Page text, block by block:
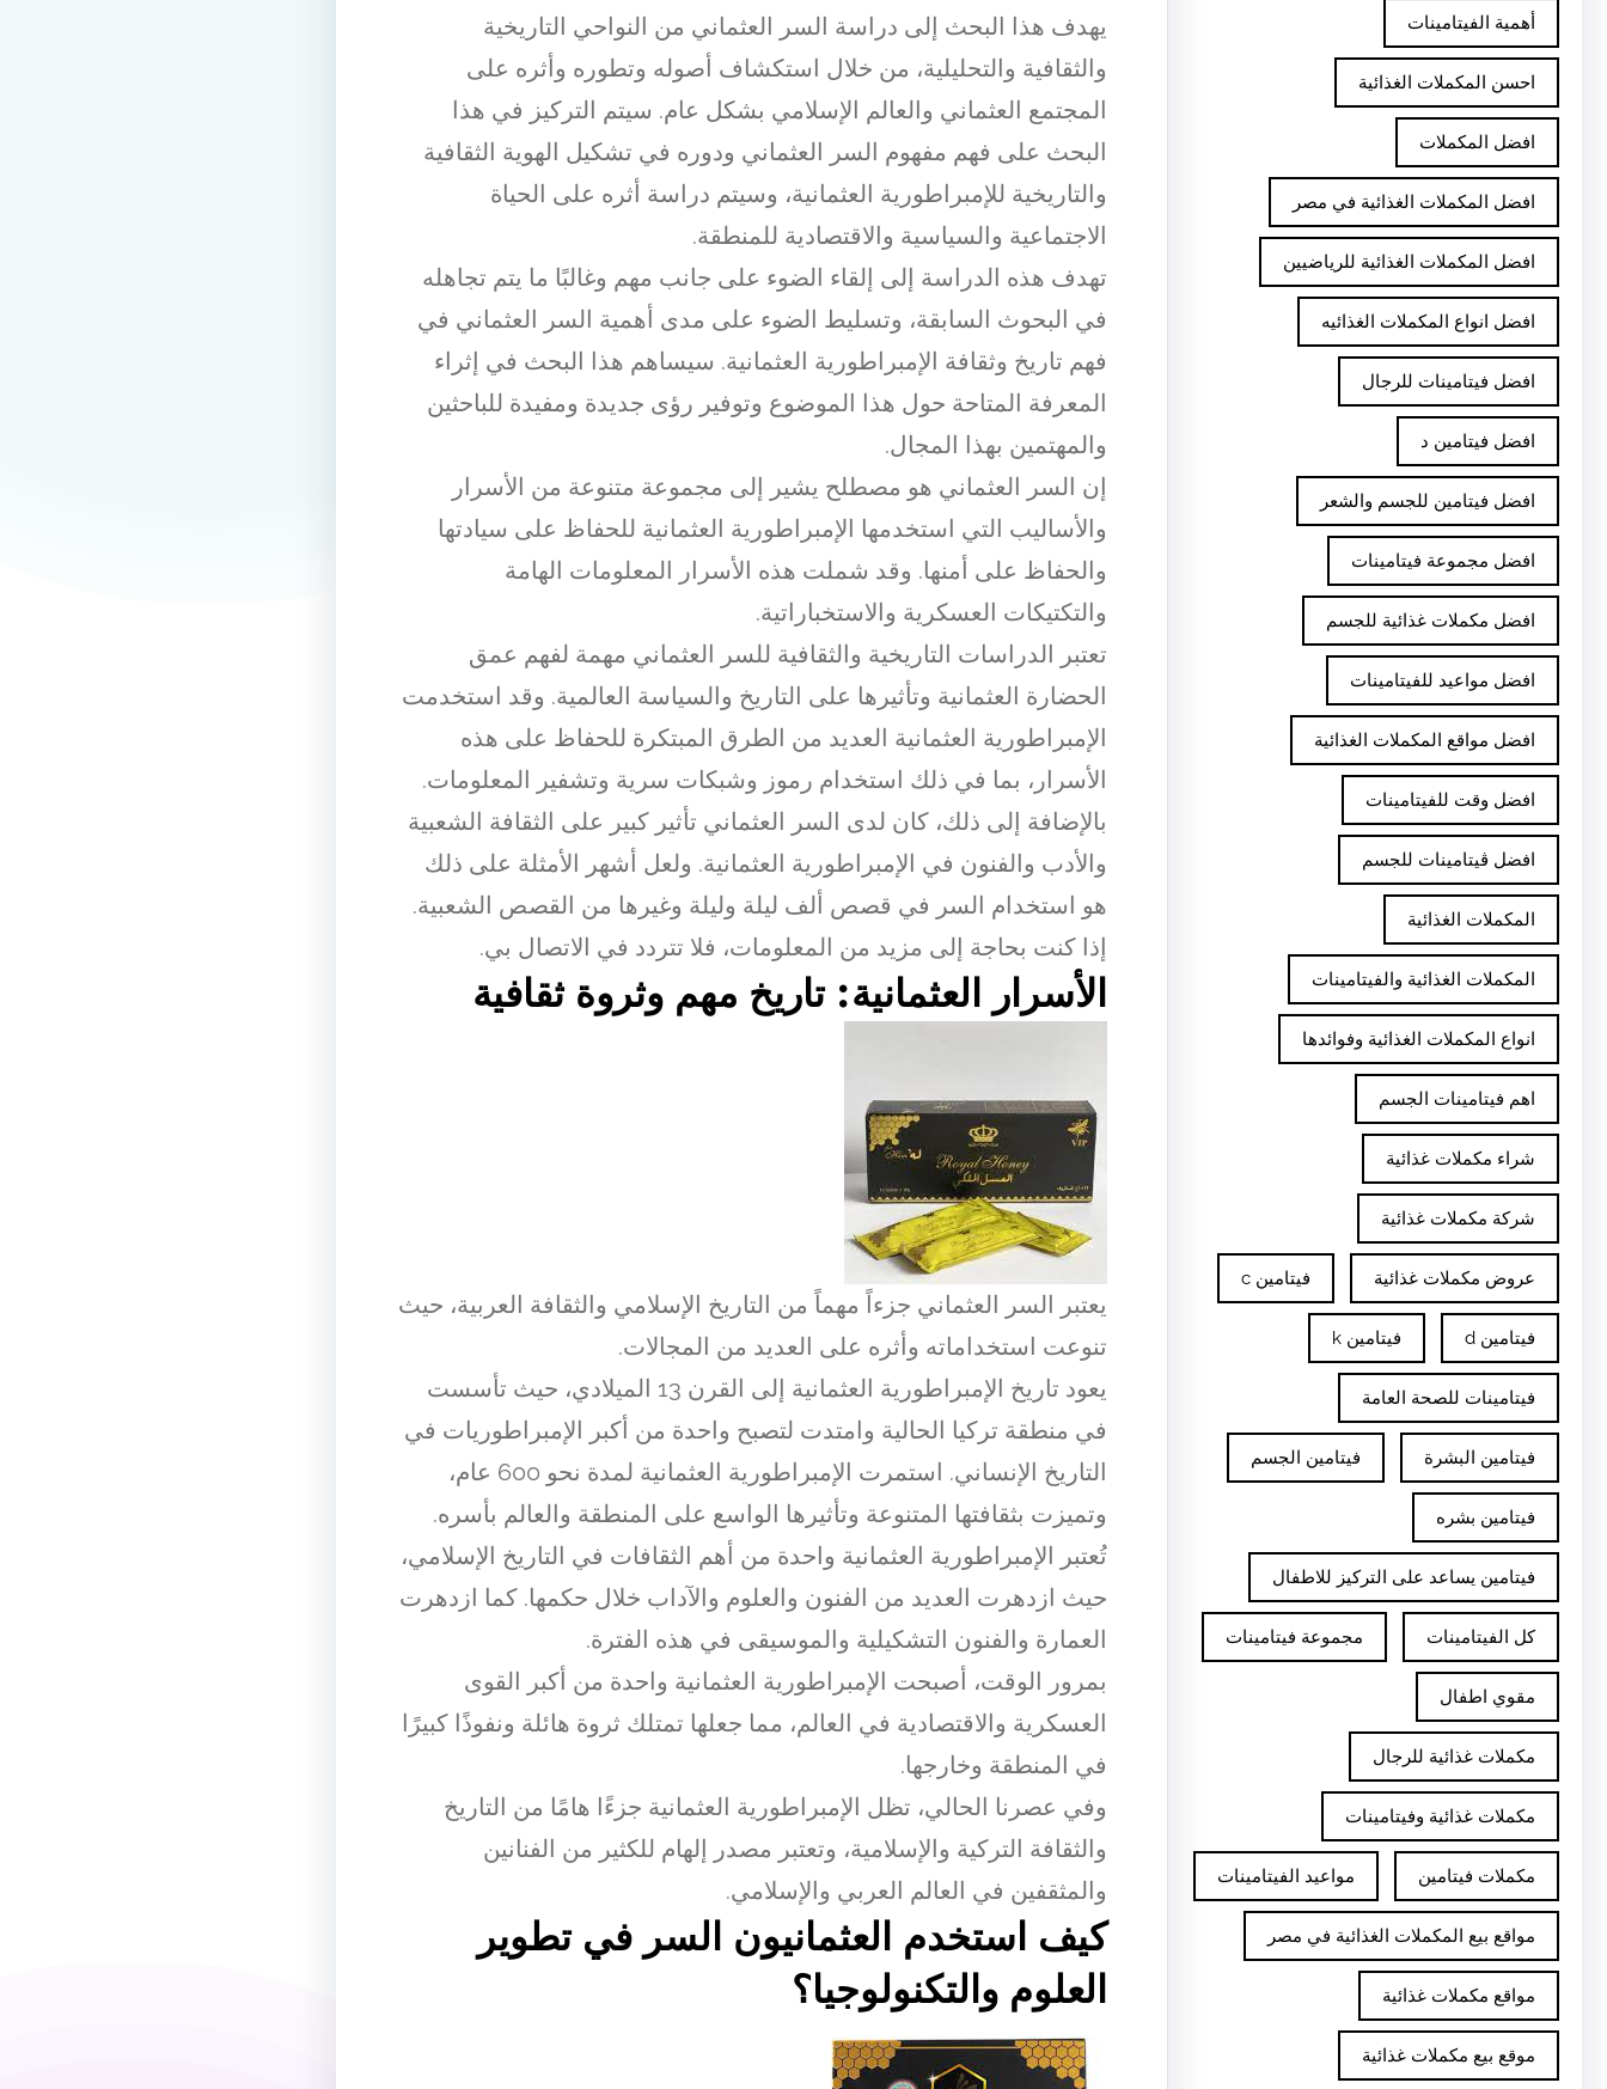
أهمية الفيتامينات
احسن المكملات الغذائية
افضل المكملات
افضل المكملات الغذائية في مصر
افضل المكملات الغذائية للرياضيين
افضل انواع المكملات الغذائيه
افضل فيتامينات للرجال
افضل فيتامين د
افضل فيتامين للجسم والشعر
افضل مجموعة فيتامينات
افضل مكملات غذائية للجسم
افضل مواعيد للفيتامينات
افضل مواقع المكملات الغذائية
افضل وقت للفيتامينات
افضل ڤيتامينات للجسم
المكملات الغذائية
المكملات الغذائية والفيتامينات
انواع المكملات الغذائية وفوائدها
اهم فيتامينات الجسم
شراء مكملات غذائية
شركة مكملات غذائية
عروض مكملات غذائية فيتامين c
فيتامين d فيتامين k
فيتامينات للصحة العامة
فيتامين البشرة فيتامين الجسم
فيتامين بشره
فيتامين يساعد على التركيز للاطفال
كل الفيتامينات مجموعة فيتامينات
مقوي اطفال
مكملات غذائية للرجال
مكملات غذائية وفيتامينات
مكملات فيتامين مواعيد الفيتامينات
مواقع بيع المكملات الغذائية في مصر
مواقع مكملات غذائية
موقع بيع مكملات غذائية
يهدف هذا البحث إلى دراسة السر العثماني من النواحي التاريخية
والثقافية والتحليلية، من خلال استكشاف أصوله وتطوره وأثره على
المجتمع العثماني والعالم الإسلامي بشكل عام. سيتم التركيز في هذا
البحث على فهم مفهوم السر العثماني ودوره في تشكيل الهوية الثقافية
والتاريخية للإمبراطورية العثمانية، وسيتم دراسة أثره على الحياة
الاجتماعية والسياسية والاقتصادية للمنطقة.
تهدف هذه الدراسة إلى إلقاء الضوء على جانب مهم وغالبًا ما يتم تجاهله
في البحوث السابقة، وتسليط الضوء على مدى أهمية السر العثماني في
فهم تاريخ وثقافة الإمبراطورية العثمانية. سيساهم هذا البحث في إثراء
المعرفة المتاحة حول هذا الموضوع وتوفير رؤى جديدة ومفيدة للباحثين
والمهتمين بهذا المجال.
إن السر العثماني هو مصطلح يشير إلى مجموعة متنوعة من الأسرار
والأساليب التي استخدمها الإمبراطورية العثمانية للحفاظ على سيادتها
والحفاظ على أمنها. وقد شملت هذه الأسرار المعلومات الهامة
والتكتيكات العسكرية والاستخباراتية.
تعتبر الدراسات التاريخية والثقافية للسر العثماني مهمة لفهم عمق
الحضارة العثمانية وتأثيرها على التاريخ والسياسة العالمية. وقد استخدمت
الإمبراطورية العثمانية العديد من الطرق المبتكرة للحفاظ على هذه
الأسرار، بما في ذلك استخدام رموز وشبكات سرية وتشفير المعلومات.
بالإضافة إلى ذلك، كان لدى السر العثماني تأثير كبير على الثقافة الشعبية
والأدب والفنون في الإمبراطورية العثمانية. ولعل أشهر الأمثلة على ذلك
هو استخدام السر في قصص ألف ليلة وليلة وغيرها من القصص الشعبية.
إذا كنت بحاجة إلى مزيد من المعلومات، فلا تتردد في الاتصال بي.
الأسرار العثمانية: تاريخ مهم وثروة ثقافية
يعتبر السر العثماني جزءاً مهماً من التاريخ الإسلامي والثقافة العربية، حيث
تنوعت استخداماته وأثره على العديد من المجالات.
يعود تاريخ الإمبراطورية العثمانية إلى القرن 13 الميلادي، حيث تأسست
في منطقة تركيا الحالية وامتدت لتصبح واحدة من أكبر الإمبراطوريات في
التاريخ الإنساني. استمرت الإمبراطورية العثمانية لمدة نحو 600 عام،
وتميزت بثقافتها المتنوعة وتأثيرها الواسع على المنطقة والعالم بأسره.
تُعتبر الإمبراطورية العثمانية واحدة من أهم الثقافات في التاريخ الإسلامي،
حيث ازدهرت العديد من الفنون والعلوم والآداب خلال حكمها. كما ازدهرت
العمارة والفنون التشكيلية والموسيقى في هذه الفترة.
بمرور الوقت، أصبحت الإمبراطورية العثمانية واحدة من أكبر القوى
العسكرية والاقتصادية في العالم، مما جعلها تمتلك ثروة هائلة ونفوذًا كبيرًا
في المنطقة وخارجها.
وفي عصرنا الحالي، تظل الإمبراطورية العثمانية جزءًا هامًا من التاريخ
والثقافة التركية والإسلامية، وتعتبر مصدر إلهام للكثير من الفنانين
والمثقفين في العالم العربي والإسلامي.
كيف استخدم العثمانيون السر في تطوير
العلوم والتكنولوجيا؟